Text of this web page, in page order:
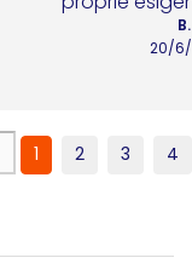
20/
1 2 3 4